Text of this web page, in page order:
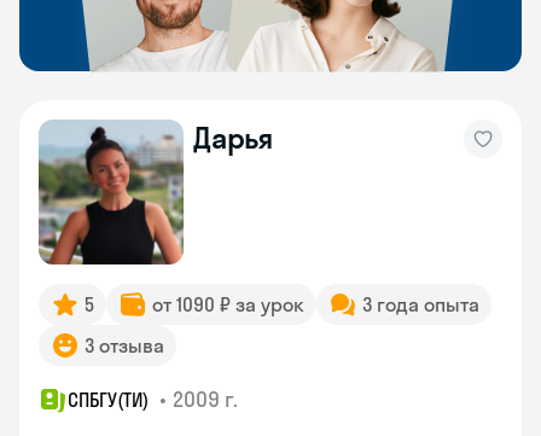
Дарья
5 от 1090 ₽ за урок
3 года опыта
3 отзыва
СПБГУ(ТИ) • 2009 г.